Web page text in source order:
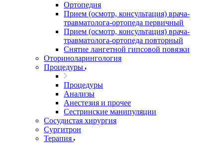
Ортопедия
Прием (осмотр, консультация) врача-
травматолога-ортопеда первичный
Прием (осмотр, консультация) врача-
травматолога-ортопеда повторный
Снятие лангетной гипсовой повязки
Оториноларингология
Процедуры
Процедуры
Анализы
Анестезия и прочее
Сестринские манипуляции
Сосудистая хирургия
Сургитрон
Терапия